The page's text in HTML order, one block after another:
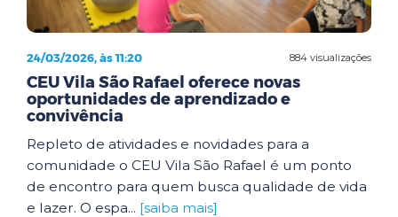
884 visualizações
24/03/2026, às 11:20
CEU Vila São Rafael oferece novas
oportunidades de aprendizado e
convivência
Repleto de atividades e novidades para a
comunidade o CEU Vila São Rafael é um ponto
de encontro para quem busca qualidade de vida
e lazer. O espa... [saiba mais]